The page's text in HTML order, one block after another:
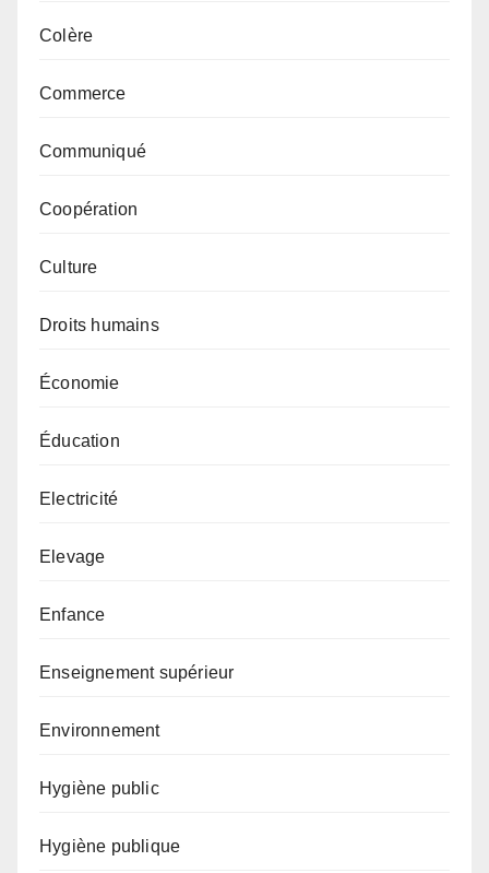
Colère
Commerce
Communiqué
Coopération
Culture
Droits humains
Économie
Éducation
Electricité
Elevage
Enfance
Enseignement supérieur
Environnement
Hygiène public
Hygiène publique